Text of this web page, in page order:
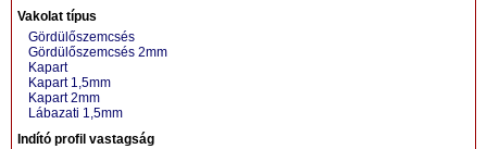
Vakolat típus
Gördülőszemcsés
Gördülőszemcsés 2mm
Kapart
Kapart 1,5mm
Kapart 2mm
Lábazati 1,5mm
Indító profil vastagság